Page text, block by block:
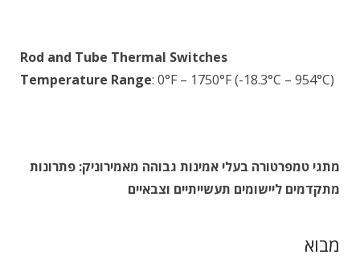
Rod and Tube Thermal Switches
Temperature Range: 0°F – 1750°F (-18.3°C – 954°C)
מתגי טמפרטורה בעלי אמינות גבוהה מאמירוניק: פתרונות
מתקדמים ליישומים תעשייתיים וצבאיים
מבוא